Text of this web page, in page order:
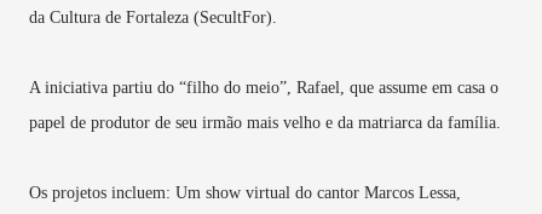
da Cultura de Fortaleza (SecultFor).
A iniciativa partiu do “filho do meio”, Rafael, que assume em casa o
papel de produtor de seu irmão mais velho e da matriarca da família.
Os projetos incluem: Um show virtual do cantor Marcos Lessa,